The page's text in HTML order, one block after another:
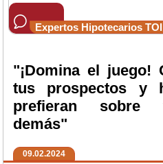
Expertos Hipotecarios TOI
"¡Domina el juego!
tus prospectos y
prefieran sobre
demás"
09.02.2024